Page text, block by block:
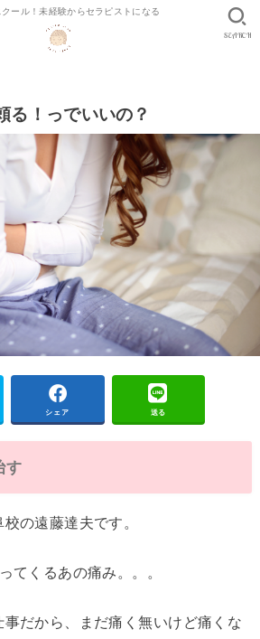
ール！未経験からセラピストになる
SEARCH
る！っでいいの？
シェア 送る
す
の遠藤達夫です。
てくるあの痛み。。。
だから、まだ痛く無いけど痛くな